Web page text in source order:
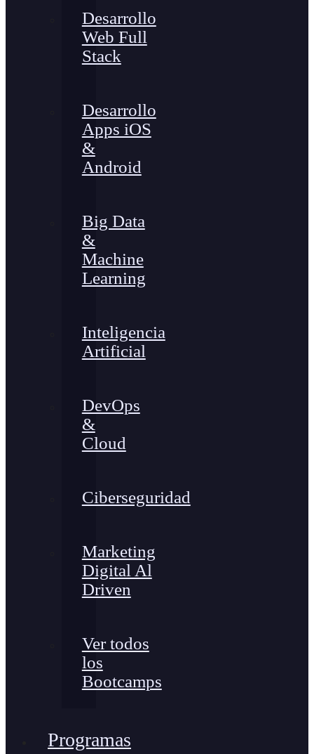
Desarrollo
Web Full
Stack
Desarrollo
Apps iOS
&
Android
Big Data
&
Machine
Learning
Inteligencia
Artificial
DevOps
&
Cloud
Ciberseguridad
Marketing
Digital Al
Driven
Ver todos
los
Bootcamps
Programas